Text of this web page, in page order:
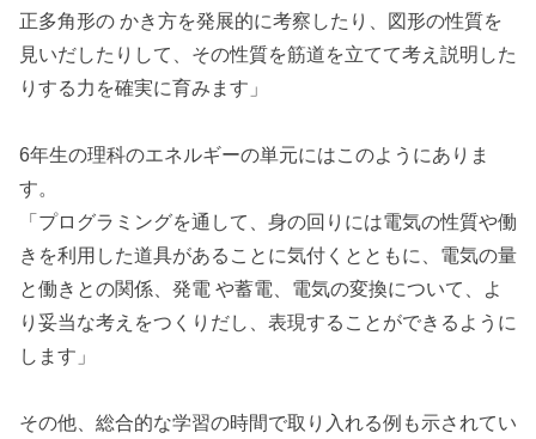
正多角形の かき方を発展的に考察したり、図形の性質を
見いだしたりして、その性質を筋道を立てて考え説明した
りする力を確実に育みます」
6年生の理科のエネルギーの単元にはこのようにありま
す。
「プログラミングを通して、身の回りには電気の性質や働
きを利用した道具があることに気付くとともに、電気の量
と働きとの関係、発電 や蓄電、電気の変換について、よ
り妥当な考えをつくりだし、表現することができるように
します」
その他、総合的な学習の時間で取り入れる例も示されてい